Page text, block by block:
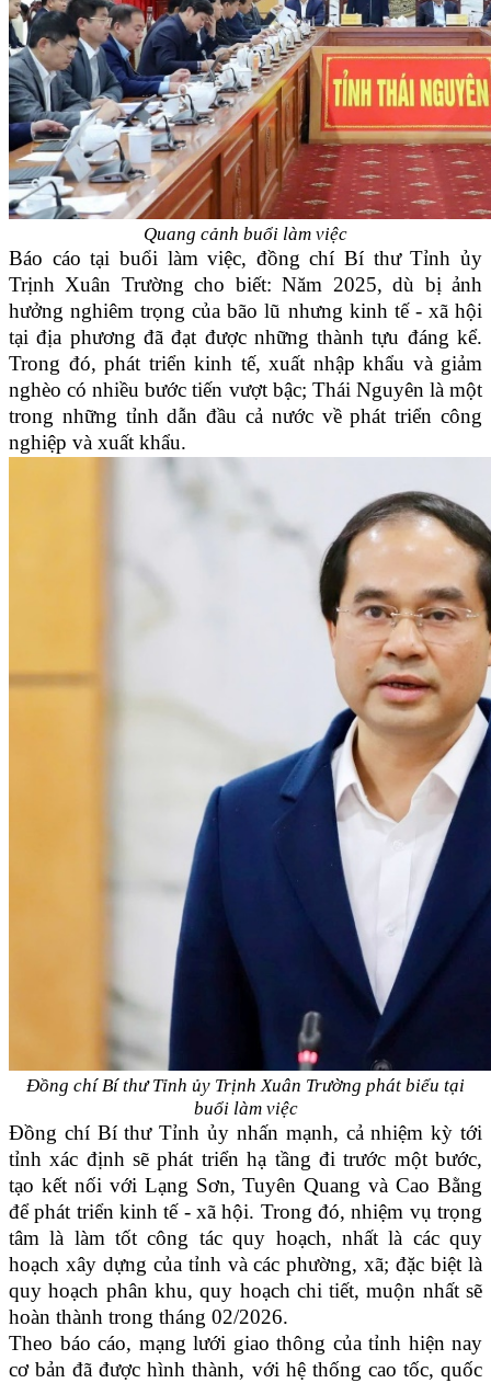
Quang cảnh buổi làm việc
Báo cáo tại buổi làm việc, đồng chí Bí thư Tỉnh ủy
Trịnh Xuân Trường cho biết: Năm 2025, dù bị ảnh
hưởng nghiêm trọng của bão lũ nhưng kinh tế - xã hội
tại địa phương đã đạt được những thành tựu đáng kể.
Trong đó, phát triển kinh tế, xuất nhập khẩu và giảm
nghèo có nhiều bước tiến vượt bậc; Thái Nguyên là một
trong những tỉnh dẫn đầu cả nước về phát triển công
nghiệp và xuất khẩu.
Đồng chí Bí thư Tỉnh ủy Trịnh Xuân Trường phát biểu tại
buổi làm việc
Đồng chí Bí thư Tỉnh ủy nhấn mạnh, cả nhiệm kỳ tới
tỉnh xác định sẽ phát triển hạ tầng đi trước một bước,
tạo kết nối với Lạng Sơn, Tuyên Quang và Cao Bằng
để phát triển kinh tế - xã hội. Trong đó, nhiệm vụ trọng
tâm là làm tốt công tác quy hoạch, nhất là các quy
hoạch xây dựng của tỉnh và các phường, xã; đặc biệt là
quy hoạch phân khu, quy hoạch chi tiết, muộn nhất sẽ
hoàn thành trong tháng 02/2026.
Theo báo cáo, mạng lưới giao thông của tỉnh hiện nay
cơ bản đã được hình thành, với hệ thống cao tốc, quốc